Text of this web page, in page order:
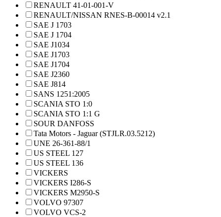
RENAULT 41-01-001-V
RENAULT/NISSAN RNES-B-00014 v2.1
SAE J 1703
SAE J 1704
SAE J1034
SAE J1703
SAE J1704
SAE J2360
SAE J814
SANS 1251:2005
SCANIA STO 1:0
SCANIA STO 1:1 G
SOUR DANFOSS
Tata Motors - Jaguar (STJLR.03.5212)
UNE 26-361-88/1
US STEEL 127
US STEEL 136
VICKERS
VICKERS I286-S
VICKERS M2950-S
VOLVO 97307
VOLVO VCS-2